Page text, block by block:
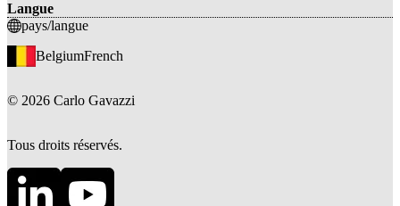
Langue
pays/langue
BelgiumFrench
© 2026 Carlo Gavazzi
Tous droits réservés.